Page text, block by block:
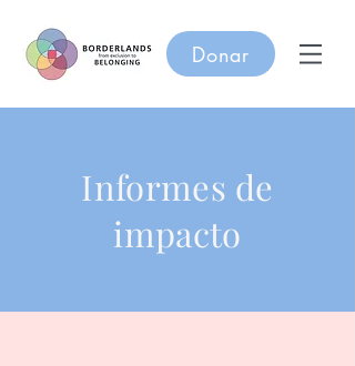
Donar
Informes de
impacto